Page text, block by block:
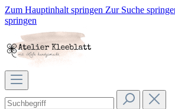
Zum Hauptinhalt springen Zur Suche
springen